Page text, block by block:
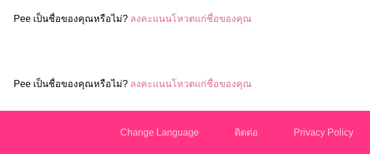
Pee เป็นชื่อของคุณหรือไม่? ลงคะแนนโหวตแก่ชื่อของคุณ
Pee เป็นชื่อของคุณหรือไม่? ลงคะแนนโหวตแก่ชื่อของคุณ
Change Language ติดต่อ Privacy Policy